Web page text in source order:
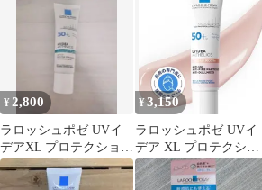
プ ローズ+
¥2,800
ラロッシュポゼ UVイ
デアXL プロテクション
トーンアップ クリア
¥3,150
ラロッシュポゼ UVイ
デア XL プロテクショ
ントーンアップローズ
＋【リニューアル品】